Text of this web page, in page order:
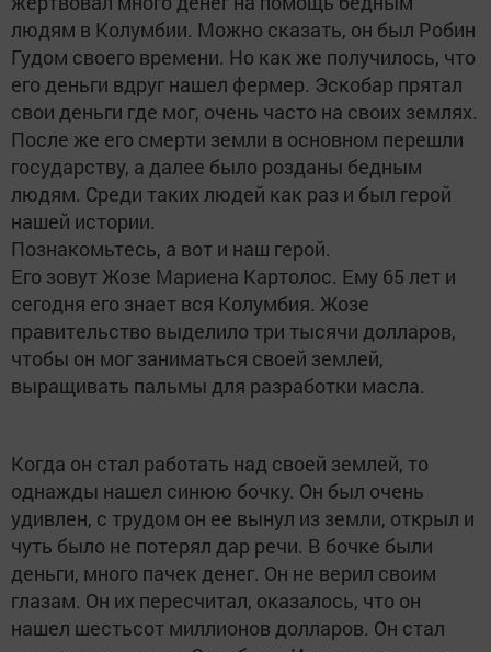
людям в Колумбии. Можно сказать, он был Робин
Гудом своего времени. Но как же получилось, что
его деньги вдруг нашел фермер. Эскобар прятал
свои деньги где мог, очень часто на своих землях.
После же его смерти земли в основном перешли
государству, а далее было розданы бедным
людям. Среди таких людей как раз и был герой
нашей истории.
Познакомьтесь, а вот и наш герой.
Его зовут Жозе Мариена Картолос. Ему 65 лет и
сегодня его знает вся Колумбия. Жозе
правительство выделило три тысячи долларов,
чтобы он мог заниматься своей землей,
выращивать пальмы для разработки масла.
Когда он стал работать над своей землей, то
однажды нашел синюю бочку. Он был очень
удивлен, с трудом он ее вынул из земли, открыл и
чуть было не потерял дар речи. В бочке были
деньги, много пачек денег. Он не верил своим
глазам. Он их пересчитал, оказалось, что он
нашел шестьсот миллионов долларов. Он стал